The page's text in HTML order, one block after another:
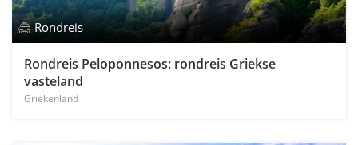
Rondreis
Rondreis Peloponnesos: rondreis Griekse
vasteland
Griekenland